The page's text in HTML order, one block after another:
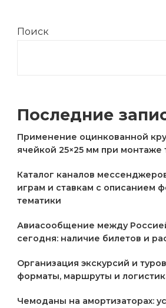
Поиск
Последние
Применение оцинкованной
ячейкой 25×25 мм при монтаже
Каталог каналов
играм и ставкам с описанием
тематики
Авиасообщение между
сегодня: наличие билетов и
Организация экскурсий и
форматы, маршруты и
Чемоданы на амортизаторах: